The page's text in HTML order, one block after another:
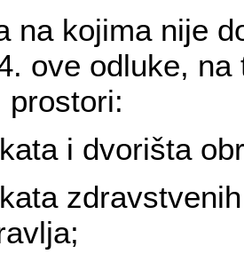
na kojima nije
ove odluke,
prostori:
i dvorišta